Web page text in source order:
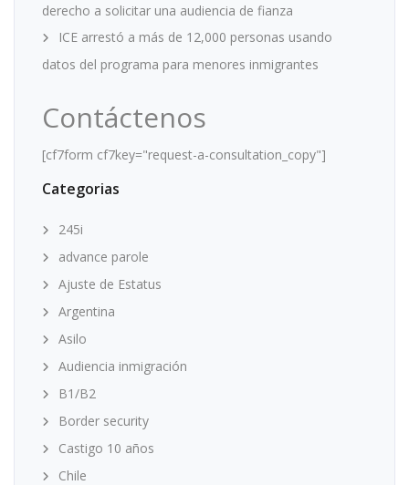
derecho a solicitar una audiencia de fianza
ICE arrestó a más de 12,000 personas usando
datos del programa para menores inmigrantes
Contáctenos
[cf7form cf7key="request-a-consultation_copy"]
Categorias
245i
advance parole
Ajuste de Estatus
Argentina
Asilo
Audiencia inmigración
B1/B2
Border security
Castigo 10 años
Chile